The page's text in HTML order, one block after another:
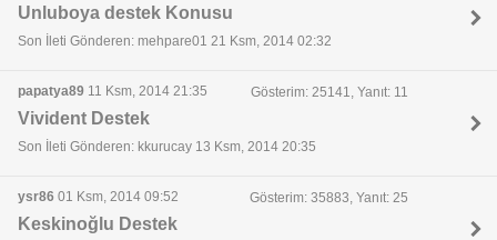
Unluboya destek Konusu
Son İleti Gönderen: mehpare01 21 Ksm, 2014 02:32
papatya89 11 Ksm, 2014 21:35 Gösterim: 25141, Yanıt: 11
Vivident Destek
Son İleti Gönderen: kkurucay 13 Ksm, 2014 20:35
ysr86 01 Ksm, 2014 09:52 Gösterim: 35883, Yanıt: 25
Keskinoğlu Destek